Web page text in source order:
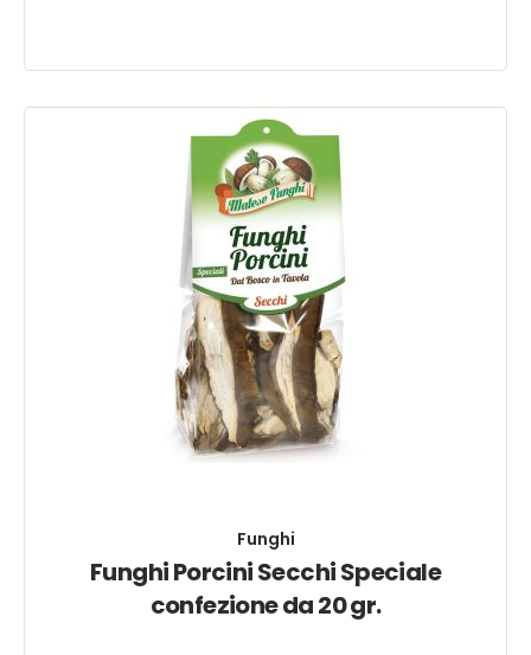
Funghi
Funghi Porcini Secchi Speciale
confezione da 20 gr.